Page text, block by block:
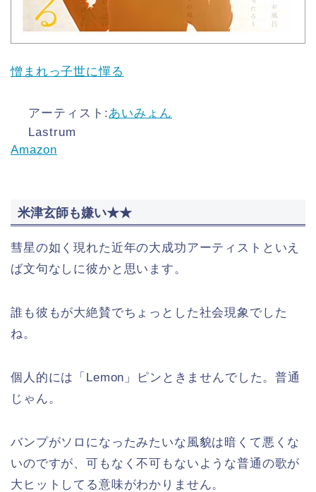
憎まれっ子世に憚る
アーティスト:あいみょん
Lastrum
Amazon
米津玄師も嫌い★★
彗星の如く現れた近年の大成功アーティストといえ
ば文句なしに彼かと思います。
誰も彼もが大絶賛でちょっとした社会現象でした
ね。
個人的には「Lemon」ピンときませんでした。普通
じゃん。
バンプがソロになったみたいな風貌は暗くて悪くな
いのですが、可もなく不可もないような普通の歌が
大ヒットしてる意味がわかりません。